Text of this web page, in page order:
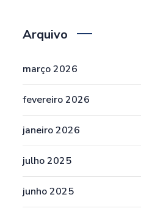
Arquivo
março 2026
fevereiro 2026
janeiro 2026
julho 2025
junho 2025